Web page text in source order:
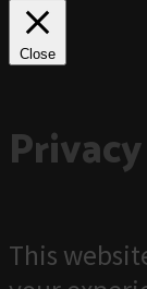
Close
This